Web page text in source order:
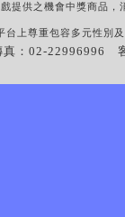
提供之機會中獎商品，
台上尊重包容多元性別
：02-22996996